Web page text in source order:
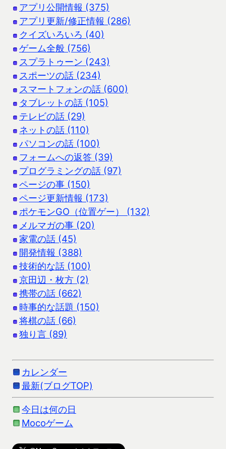
アプリ公開情報 (375)
アプリ更新/修正情報 (286)
クイズいろいろ (40)
ゲーム全般 (756)
スプラトゥーン (243)
スポーツの話 (234)
スマートフォンの話 (600)
タブレットの話 (105)
テレビの話 (29)
ネットの話 (110)
パソコンの話 (100)
フォームへの返答 (39)
プログラミングの話 (97)
ページの事 (150)
ページ更新情報 (173)
ポケモンGO（位置ゲー） (132)
メルマガの事 (20)
家電の話 (45)
開発情報 (388)
技術的な話 (100)
京田辺・枚方 (2)
携帯の話 (662)
時事的な話題 (150)
将棋の話 (66)
独り言 (89)
カレンダー
最新(ブログTOP)
今日は何の日
Mocoゲーム